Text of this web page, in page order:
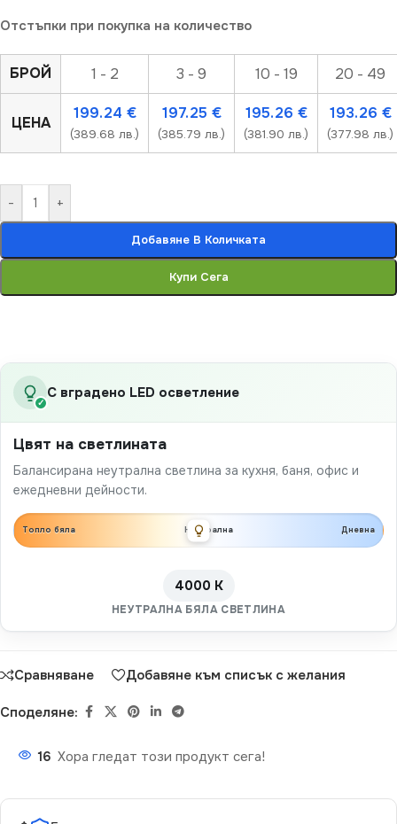
Отстъпки при покупка на количество
БРОЙ 1 - 2 3 - 9 10 - 19 20 - 49
ЦЕНА
199.24 €
(389.68 лв.)
197.25 €
(385.79 лв.)
195.26 €
(381.90 лв.)
193.26 €
(377.98 лв.)
- +
Добавяне В Количката
Купи Сега
✓
С вградено LED осветление
Цвят на светлината
Балансирана неутрална светлина за кухня, баня, офис и
ежедневни дейности.
Топло бяла Неутрална Дневна
4000 K
НЕУТРАЛНА БЯЛА СВЕТЛИНА
Сравняване Добавяне към списък с желания
Споделяне:
16 Хора гледат този продукт сега!